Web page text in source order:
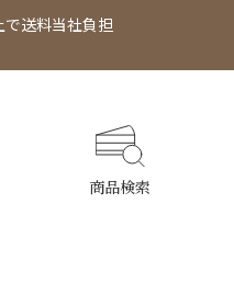
送料当社負担
商品検索